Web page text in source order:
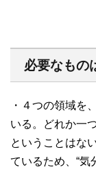
必要なもの
・４つの領域を
いる。どれか一
ということはな
ているため、“気